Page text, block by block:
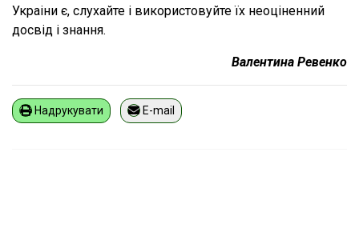
Украіни є, слухайте і використовуйте їх неоціненний
досвід і знання.
Валентина Ревенко
Надрукувати E-mail